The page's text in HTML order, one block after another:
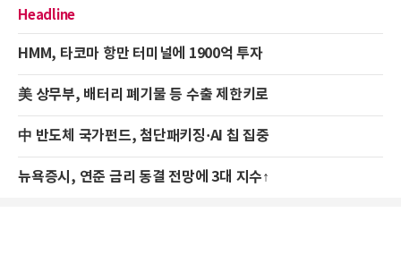
Headline
HMM, 타코마 항만 터미널에 1900억 투자
美 상무부, 배터리 폐기물 등 수출 제한키로
中 반도체 국가펀드, 첨단패키징·AI 칩 집중
뉴욕증시, 연준 금리 동결 전망에 3대 지수↑